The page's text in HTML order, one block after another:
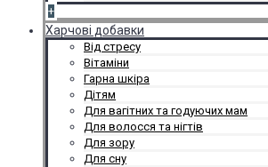
+
Харчові добавки
Від стресу
Вітаміни
Гарна шкіра
Дітям
Для вагітних та годуючих мам
Для волосся та нігтів
Для зору
Для сну